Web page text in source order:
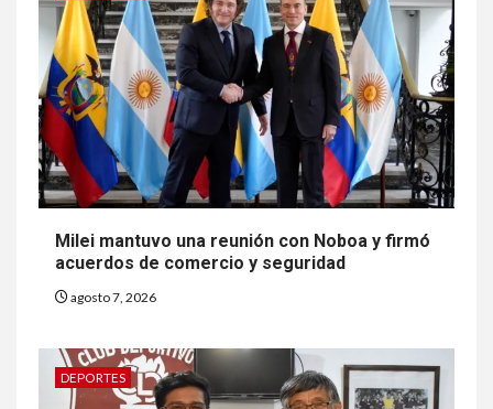
Milei mantuvo una reunión con Noboa y firmó
acuerdos de comercio y seguridad
agosto 7, 2026
DEPORTES